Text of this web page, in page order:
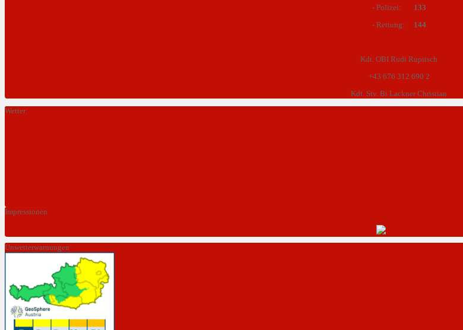
- Polizei: 133
- Rettung: 144
Kdt. OBI Rudi Rupitsch
+43 676 312 690 2
Kdt. Stv. Bi Lackner Christian
Wetter
Impressionen
Unwetterwarnungen